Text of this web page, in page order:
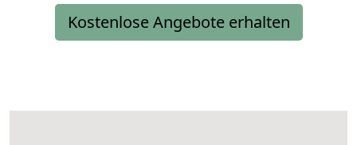
Kostenlose Angebote erhalten